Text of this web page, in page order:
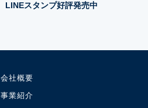
LINEスタンプ好評発売中
会社概要
事業紹介